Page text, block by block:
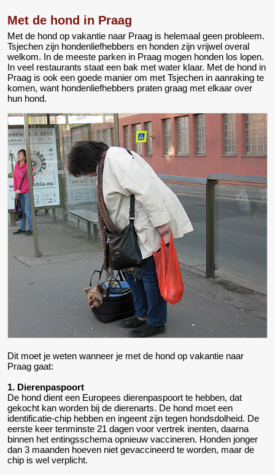
Met de hond in Praag
Met de hond op vakantie naar Praag is helemaal geen probleem.
Tsjechen zijn hondenliefhebbers en honden zijn vrijwel overal
welkom. In de meeste parken in Praag mogen honden los lopen.
In veel restaurants staat een bak met water klaar. Met de hond in
Praag is ook een goede manier om met Tsjechen in aanraking te
komen, want hondenliefhebbers praten graag met elkaar over
hun hond.
Dit moet je weten wanneer je met de hond op vakantie naar
Praag gaat:
1. Dierenpaspoort
De hond dient een Europees dierenpaspoort te hebben, dat
gekocht kan worden bij de dierenarts. De hond moet een
identificatie-chip hebben en ingeent zijn tegen hondsdolheid. De
eerste keer tenminste 21 dagen voor vertrek inenten, daarna
binnen het entingsschema opnieuw vaccineren. Honden jonger
dan 3 maanden hoeven niet gevaccineerd te worden, maar de
chip is wel verplicht.